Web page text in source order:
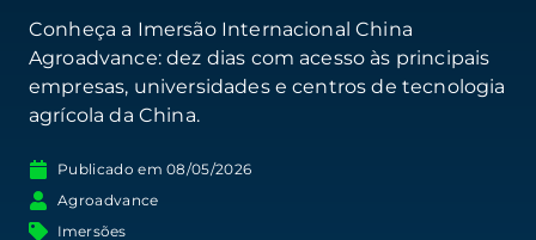
Conheça a Imersão Internacional China
Agroadvance: dez dias com acesso às principais
empresas, universidades e centros de tecnologia
agrícola da China.
Publicado em 08/05/2026
Agroadvance
Imersões